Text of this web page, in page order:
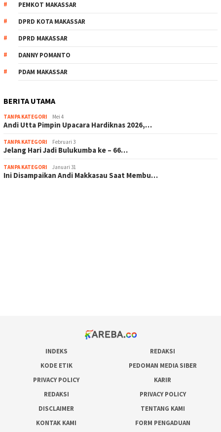
PEMKOT MAKASSAR
DPRD KOTA MAKASSAR
DPRD MAKASSAR
DANNY POMANTO
PDAM MAKASSAR
BERITA UTAMA
TANPA KATEGORI Mei 4
Andi Utta Pimpin Upacara Hardiknas 2026,…
TANPA KATEGORI Februari 3
Jelang Hari Jadi Bulukumba ke – 66…
TANPA KATEGORI Januari 31
Ini Disampaikan Andi Makkasau Saat Membu…
INDEKS
REDAKSI
KODE ETIK
PEDOMAN MEDIA SIBER
PRIVACY POLICY
KARIR
REDAKSI
PRIVACY POLICY
DISCLAIMER
TENTANG KAMI
KONTAK KAMI
FORM PENGADUAN